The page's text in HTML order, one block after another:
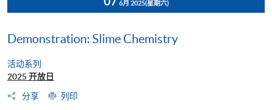
6月 2025(星期六)
Demonstration: Slime Chemistry
活动系列
2025 开放日
分享
列印